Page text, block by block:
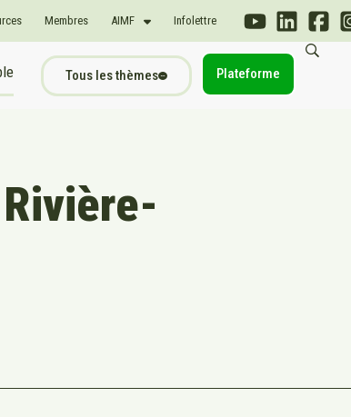
Membres AIMF Infolettre
Tous les thèmes Plateforme